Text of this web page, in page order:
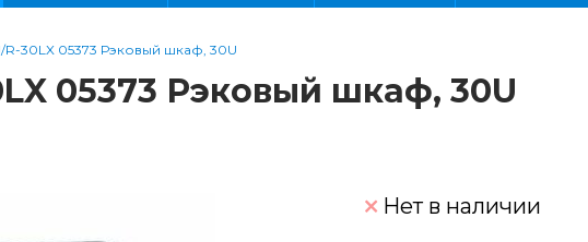
R-30LX 05373 Рэковый шкаф, 30U
05373 Рэковый шкаф, 30U
Нет в наличии